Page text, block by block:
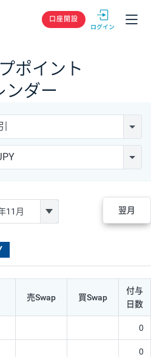
GMOクリック
口座開設
ポイント
ンダー
翌月
売Swap 買Swap
付与
日数
0
0